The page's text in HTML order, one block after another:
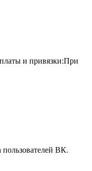
и привязки:При
ВК.